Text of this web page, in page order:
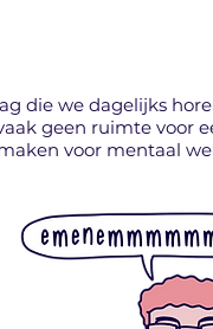
die we dagelijks
geen ruimte voor
voor mentaal